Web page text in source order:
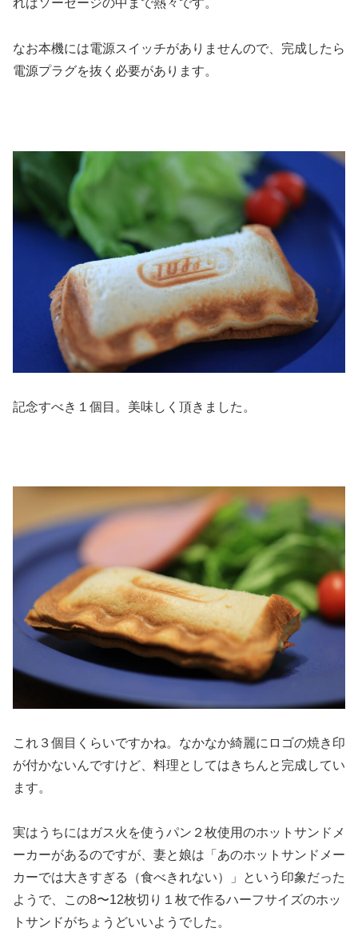
ればソーセージの中まで熱々です。
なお本機には電源スイッチがありませんので、完成したら
電源プラグを抜く必要があります。
記念すべき１個目。美味しく頂きました。
これ３個目くらいですかね。なかなか綺麗にロゴの焼き印
が付かないんですけど、料理としてはきちんと完成してい
ます。
実はうちにはガス火を使うパン２枚使用のホットサンドメ
ーカーがあるのですが、妻と娘は「あのホットサンドメー
カーでは大きすぎる（食べきれない）」という印象だった
ようで、この8〜12枚切り１枚で作るハーフサイズのホッ
トサンドがちょうどいいようでした。